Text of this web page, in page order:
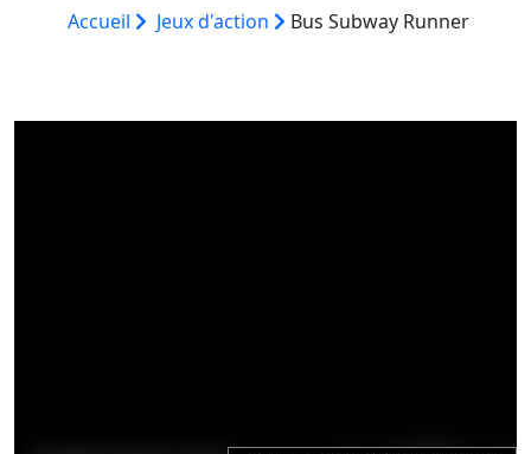
Accueil Jeux d'action Bus Subway Runner